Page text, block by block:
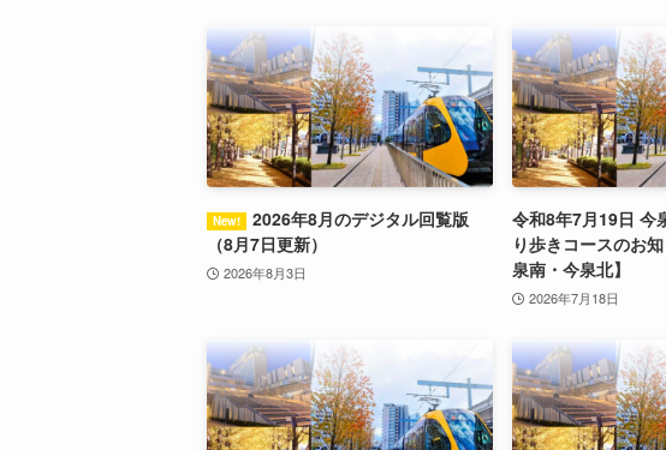
2026年8月のデジタル回覧版
（8月7日更新）
2026年8月3日
令和8年7月19日 今
り歩きコースのお
泉南・今泉北】
2026年7月18日